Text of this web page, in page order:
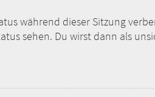
während dieser Sitzung
sehen. Du wirst dann als